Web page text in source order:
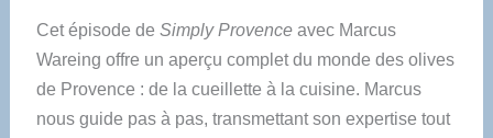
Cet épisode de Simply Provenceavec Marcus
Wareing offre un aperçu complet du monde des olives
de Provence : de la cueillette à la cuisine. Marcus
nous guide pas à pas, transmettant son expertise tout